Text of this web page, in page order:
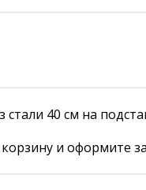
40 см на
и оформите